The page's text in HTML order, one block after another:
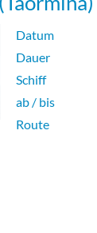
Datum
Dauer
Schiff
ab / bis
Route